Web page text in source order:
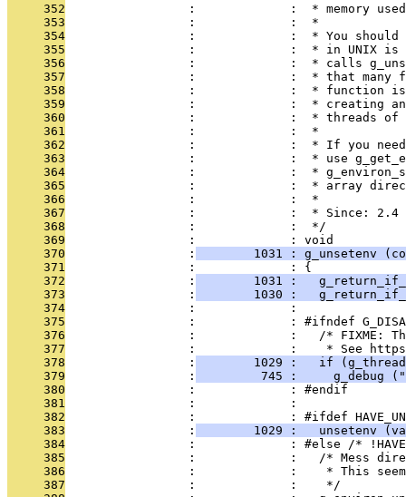
     352
:             :  * memory
     353
                 :             :  *
     354
:             :  * You
     355
:             :  * in UNIX
     356
:             :  * calls
     357
:             :  * that many
     358
:             :  * function
     359
:             :  * creating
     360
:             :  * threads of
     361
                 :             :  *
     362
:             :  * If you
     363
:             :  * use
     364
:             :  *
     365
:             :  * array
     366
                 :             :  *
     367
                 :             :  * Since: 2.4
     368
                 :             :  */
     369
                 :             : void
     370
                 :
1031 : g_unsetenv
     371
                 :             : {
     372
                 :
1031 :
     373
                 :
1030 :
     374
                 :             :
     375
:             : #ifndef
     376
:             :   /* FIXME:
     377
:             :    * See
     378
                 :
1029 :   if
     379
                 :
745 :     g_debug
     380
                 :             : #endif
     381
                 :             :
     382
:             : #ifdef
     383
                 :
1029 :   unsetenv
     384
:             : #else /*
     385
:             :   /* Mess
     386
:             :    * This
     387
                 :             :    */